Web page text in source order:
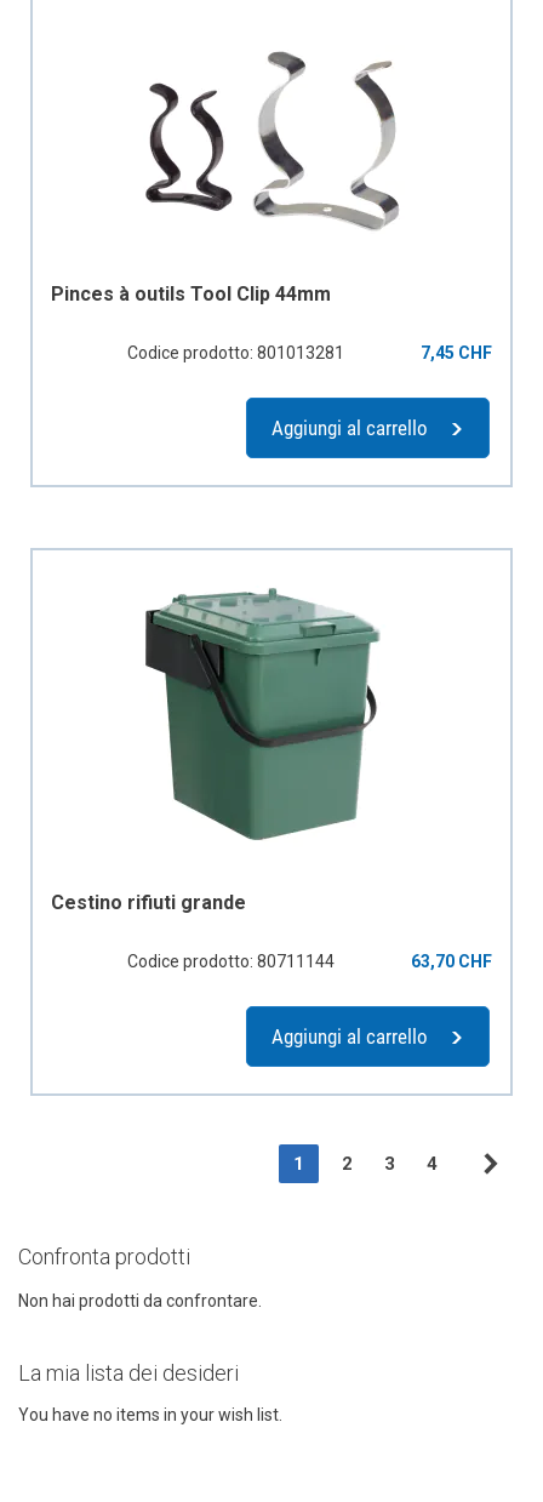
Pinces à outils Tool Clip 44mm
Codice prodotto: 801013281 7,45 CHF
Aggiungi al carrello
Cestino rifiuti grande
Codice prodotto: 80711144 63,70 CHF
Aggiungi al carrello
PageYou're currently reading
1 Page
2 Page
3 Page
4
Confronta prodotti
Non hai prodotti da confrontare.
La mia lista dei desideri
You have no items in your wish list.